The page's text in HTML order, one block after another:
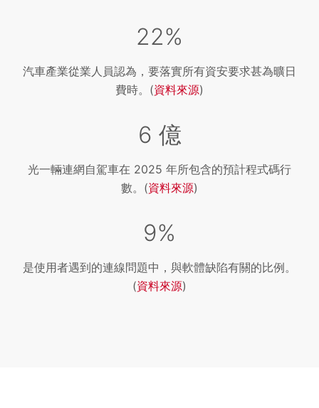
22%
汽車產業從業人員認為，要落實所有資安要求甚為曠日
費時。(資料來源)
6 億
光一輛連網自駕車在 2025 年所包含的預計程式碼行
數。(資料來源)
9%
是使用者遇到的連線問題中，與軟體缺陷有關的比例。
(資料來源)